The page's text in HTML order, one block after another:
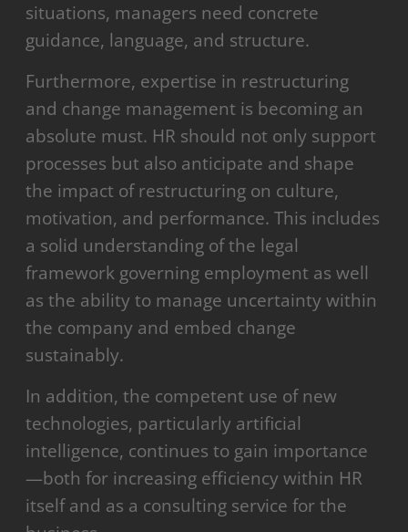
situations, managers need concrete
guidance, language, and structure.
Furthermore, expertise in restructuring
and change management is becoming an
absolute must. HR should not only support
processes but also anticipate and shape
the impact of restructuring on culture,
motivation, and performance. This includes
a solid understanding of the legal
framework governing employment as well
as the ability to manage uncertainty within
the company and embed change
sustainably.
In addition, the competent use of new
technologies, particularly artificial
intelligence, continues to gain importance
—both for increasing efficiency within HR
itself and as a consulting service for the